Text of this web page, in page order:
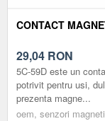
CONTACT
29,04 RON
5C-59D este un
potrivit pentru usi,
prezenta magne...
oem, senzori